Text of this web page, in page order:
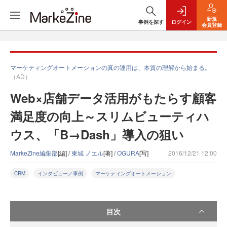
事例を探す ログイン
新規
会員登録
マーケティングオートメーションの真の運用は、本質の理解から始まる。
（AD）
Web×店舗データ活用がもたらす顧客
満足度の向上～スリムビューティハ
ウス、「B→Dash」導入の狙い
MarkeZine編集部[編] /東城 ノエル[著] /OGURA[写] 2016/12/21 12:00
CRM インタビュー／事例 マーケティングオートメーション
目次